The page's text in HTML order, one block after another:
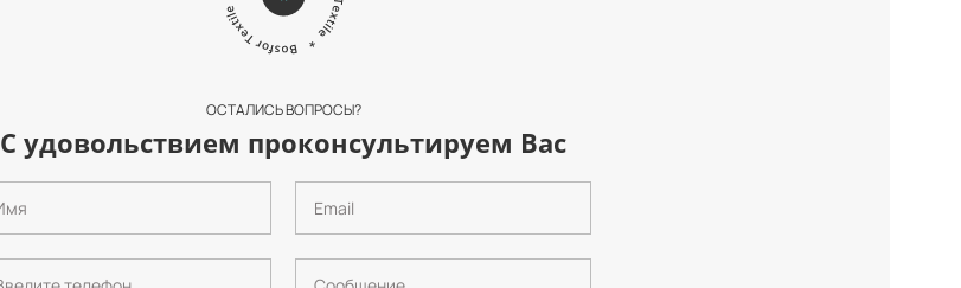
ОСТАЛИСЬ ВОПРОСЫ?
С удовольствием проконсультируем Вас